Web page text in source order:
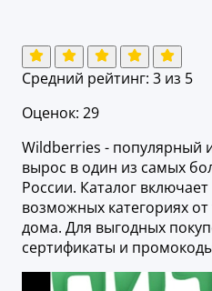
Средний рейтинг: 3 из 5
Оценок: 29
Wildberries - популярный
вырос в один из самых
России. Каталог
возможных категориях
дома. Для выгодных
сертификаты и